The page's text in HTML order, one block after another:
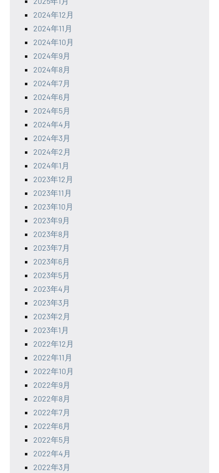
2024年12月
2024年11月
2024年10月
2024年9月
2024年8月
2024年7月
2024年6月
2024年5月
2024年4月
2024年3月
2024年2月
2024年1月
2023年12月
2023年11月
2023年10月
2023年9月
2023年8月
2023年7月
2023年6月
2023年5月
2023年4月
2023年3月
2023年2月
2023年1月
2022年12月
2022年11月
2022年10月
2022年9月
2022年8月
2022年7月
2022年6月
2022年5月
2022年4月
2022年3月